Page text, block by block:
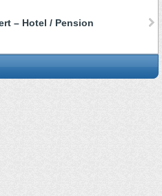
– Hotel / Pension